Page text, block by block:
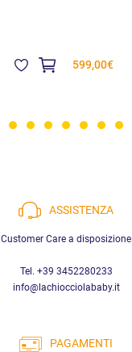
599,00€
ASSISTENZA
Customer Care a disposizione
Tel. +39 3452280233
info@lachiocciolababy.it
PAGAMENTI